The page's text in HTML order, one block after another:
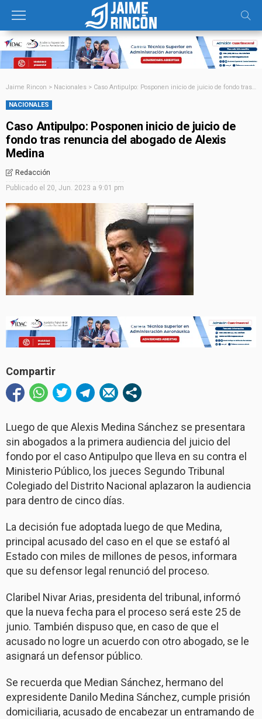
Jaime Rincon > Nacionales > Caso Antipulpo: Posponen inicio de juicio de fondo tras renuncia del abogado de Alexis Medina
NACIONALES
Caso Antipulpo: Posponen inicio de juicio de
fondo tras renuncia del abogado de Alexis
Medina
Redacción
Publicado el 20, Jun. 2023 a 9:01 pm
Compartir
Luego de que Alexis Medina Sánchez se presentara
sin abogados a la primera audiencia del juicio del
fondo por el caso Antipulpo que lleva en su contra el
Ministerio Público, los jueces Segundo Tribunal
Colegiado del Distrito Nacional aplazaron la audiencia
para dentro de cinco días.
La decisión fue adoptada luego de que Medina,
principal acusado del caso en el que se estafó al
Estado con miles de millones de pesos, informara
que su defensor legal renunció del proceso.
Claribel Nivar Arias, presidenta del tribunal, informó
que la nueva fecha para el proceso será este 25 de
junio. También dispuso que, en caso de que el
acusado no logre un acuerdo con otro abogado, se le
asignará un defensor público.
Se recuerda que Median Sánchez, hermano del
expresidente Danilo Medina Sánchez, cumple prisión
domiciliaria, acusado de encabezar un entramando de